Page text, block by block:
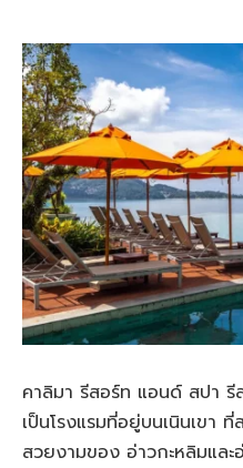
คาลิมา รีสอร์ท แอนด์ สปา
เป็นโรงแรมที่อยู่บนเนินเขา
สวยงามของ อ่าวกะหลิมแล